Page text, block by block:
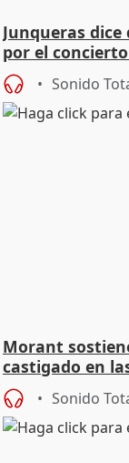
Junqueras
por el
Sonido
Morant
castigado en
cambio"
Sonido